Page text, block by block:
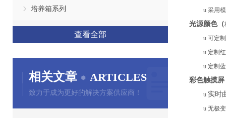
培养箱系列
查看全部
相关文章 ARTICLES
致力于成为更好的解决方案供应商！
u 采用
光源颜色（
u 可定制
u 定制
u 定制
彩色触摸屏
u 实时
u 无极